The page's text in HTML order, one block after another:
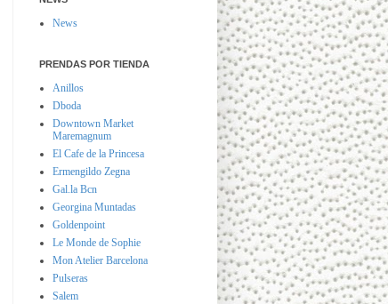
News
PRENDAS POR TIENDA
Anillos
Dboda
Downtown Market
Maremagnum
El Cafe de la Princesa
Ermengildo Zegna
Gal.la Bcn
Georgina Muntadas
Goldenpoint
Le Monde de Sophie
Mon Atelier Barcelona
Pulseras
Salem